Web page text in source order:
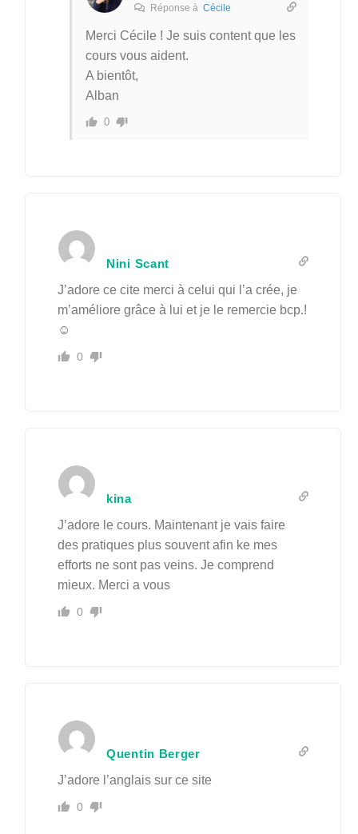
Réponse à Cécile
Merci Cécile ! Je suis content que les
cours vous aident.
A bientôt,
Alban
0
Nini Scant
J’adore ce cite merci à celui qui l’a crée, je
m’améliore grâce à lui et je le remercie bcp.!
☺
0
kina
J’adore le cours. Maintenant je vais faire
des pratiques plus souvent afin ke mes
efforts ne sont pas veins. Je comprend
mieux. Merci a vous
0
Quentin Berger
J’adore l’anglais sur ce site
0